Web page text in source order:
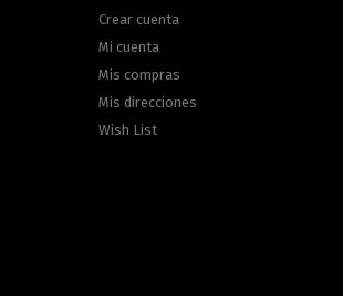
Crear cuenta
Mi cuenta
Mis compras
Mis direcciones
Wish List